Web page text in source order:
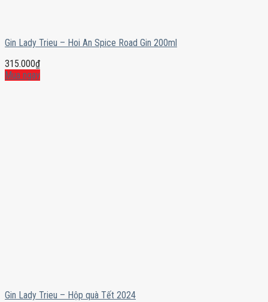
Gin Lady Trieu – Hoi An Spice Road Gin 200ml
315.000₫
Mua ngay
Gin Lady Trieu – Hộp quà Tết 2024